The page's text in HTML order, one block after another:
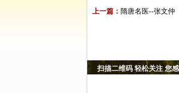
上一篇： 隋唐名医--张文仲
扫描二维码 轻松关注 您